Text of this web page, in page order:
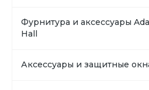
Фурнитура и аксессуары
Hall
Аксессуары и защитные